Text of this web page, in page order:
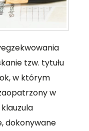
tzw. tytułu
w którym
w
dokonywane